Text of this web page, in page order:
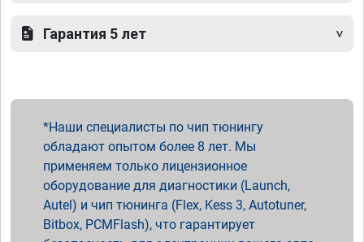
Гарантия 5 лет
Наши специалисты по чип тюнингу
обладают опытом более 8 лет. Мы
применяем только лицензионное
оборудование для диагностики (Launch,
Autel) и чип тюнинга (Flex, Kess 3, Autotuner,
Bitbox, PCMFlash), что гарантирует